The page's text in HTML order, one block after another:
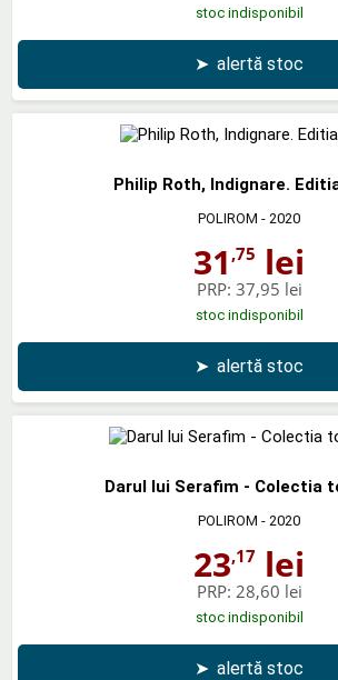
stoc indisponibil
➤ alertă stoc
Philip Roth, Indignare.
POLIROM - 2020
31 ,75 lei
PRP: 37,95 lei
stoc indisponibil
➤ alertă stoc
Darul lui Serafim - Colectia
POLIROM - 2020
23,17 lei
PRP: 28,60 lei
stoc indisponibil
➤ alertă stoc